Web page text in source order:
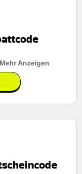
angebot
Mehr Anzeigen
angebot